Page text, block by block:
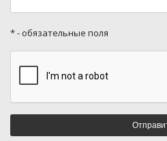
* - обязательные поля